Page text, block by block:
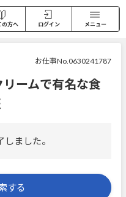
の方へ ログイン メニュー
お仕事No.0630241787
ームで有名な食
ました。
する